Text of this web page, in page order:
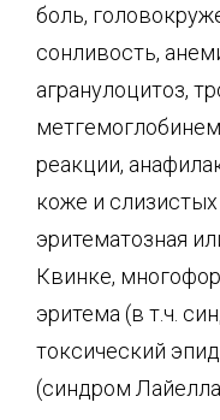
боль,
сонли­вость,
агранулоцитоз,
реакции,
коже и
эритематозная
Квинке,
эритема (в т.ч.
токсический
(синдром